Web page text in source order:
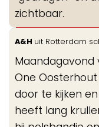
zichtbaar.
A&H uit Rotterdam
Maandagavond
One
door te kijken
heeft lang